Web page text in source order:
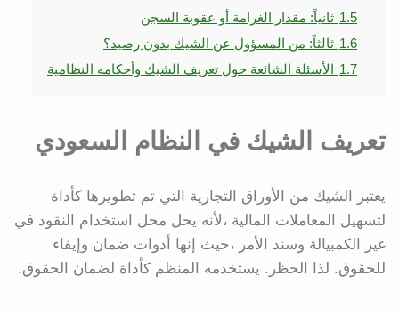
1.5 ثانياً: مقدار الغرامة أو عقوبة السجن
1.6 ثالثاً: من المسؤول عن الشيك بدون رصيد؟
1.7 الأسئلة الشائعة حول تعريف الشيك وأحكامه النظامية
تعريف الشيك في النظام السعودي
يعتبر الشيك من الأوراق التجارية التي تم تطويرها كأداة
لتسهيل المعاملات المالية ،لأنه يحل محل استخدام النقود في
غير الكمبيالة وسند الأمر ،حيث إنها أدوات ضمان وإيفاء
للحقوق. لذا الحظر. يستخدمه المنظم كأداة لضمان الحقوق.